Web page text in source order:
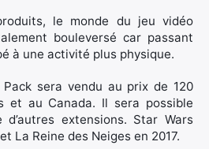
le monde du jeu vidéo
bouleversé car passant
à une activité plus physique.
sera vendu au prix de 120
et au Canada. Il sera possible
extensions. Star Wars
La Reine des Neiges en 2017.